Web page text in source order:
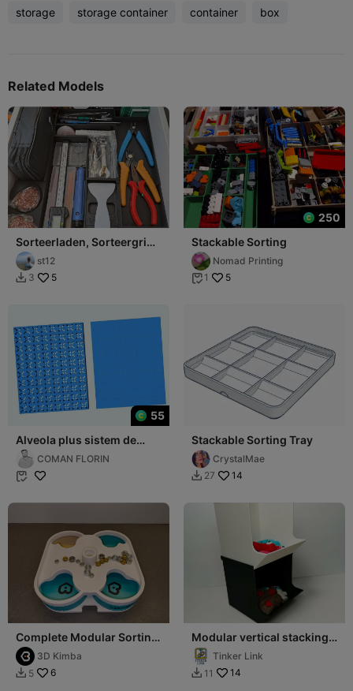
storage storage container container box
Related Models
Sorteerladen, Sorteergrid,
Sorteerblokken
st12
 3 5
250
Stackable Sorting
Nomad Printing
 1 5
55
Alveola plus sistem de
ieșire planta
COMAN FLORIN

Stackable Sorting Tray
CrystalMae
 27 14
Complete Modular Sorting
System - Twist-Lock
3D Kimba
 5 6
Modular vertical stacking
bin Tinker Link
 11 14